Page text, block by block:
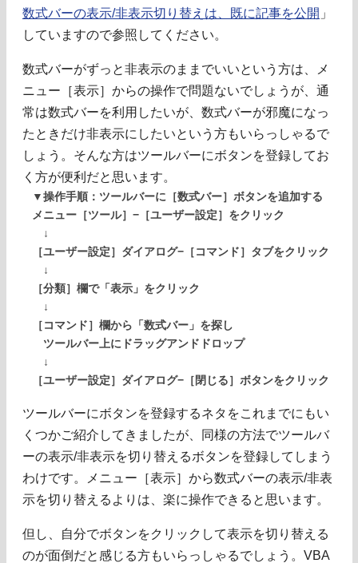
数式バーの表示/非表示切り替えは、既に記事を公開 」
していますので参照してください。
数式バーがずっと非表示のままでいいという方は、メ
ニュー［表示］からの操作で問題ないでしょうが、通
常は数式バーを利用したいが、数式バーが邪魔になっ
たときだけ非表示にしたいという方もいらっしゃるで
しょう。そんな方はツールバーにボタンを登録してお
く方が便利だと思います。
▼操作手順：ツールバーに［数式バー］ボタンを追加する
メニュー［ツール］−［ユーザー設定］をクリック
↓
［ユーザー設定］ダイアログ−［コマンド］タブをクリック
↓
［分類］欄で「表示」をクリック
↓
［コマンド］欄から「数式バー」を探し
ツールバー上にドラッグアンドドロップ
↓
［ユーザー設定］ダイアログ−［閉じる］ボタンをクリック
ツールバーにボタンを登録するネタをこれまでにもい
くつかご紹介してきましたが、同様の方法でツールバ
ーの表示/非表示を切り替えるボタンを登録してしまう
わけです。メニュー［表示］から数式バーの表示/非表
示を切り替えるよりは、楽に操作できると思います。
但し、自分でボタンをクリックして表示を切り替える
のが面倒だと感じる方もいらっしゃるでしょう。VBA